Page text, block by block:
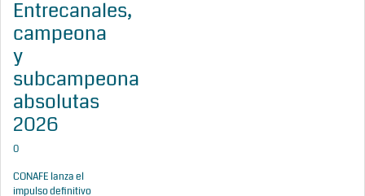
Entrecanales,
campeona
y
subcampeona
absolutas
2026
0
CONAFE lanza el
impulso definitivo